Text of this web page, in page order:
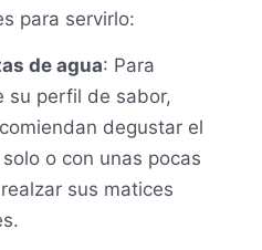
para servirlo:
de agua: Para
su perfil de sabor,
degustar el
o con unas pocas
sus matices